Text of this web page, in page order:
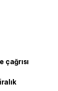
çağrısı